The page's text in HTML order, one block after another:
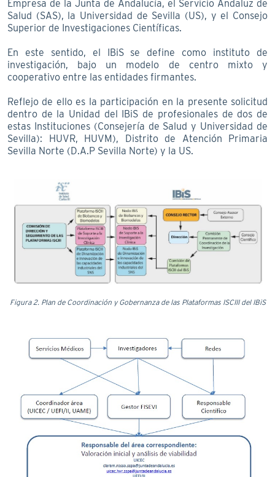
Empresa de la Junta de Andalucía, el Servicio Andaluz de
Salud (SAS), la Universidad de Sevilla (US), y el Consejo
Superior de Investigaciones Científicas.
En este sentido, el IBiS se define como instituto de
investigación, bajo un modelo de centro mixto y
cooperativo entre las entidades firmantes.
Reflejo de ello es la participación en la presente solicitud
dentro de la Unidad del IBiS de profesionales de dos de
estas Instituciones (Consejería de Salud y Universidad de
Sevilla): HUVR, HUVM), Distrito de Atención Primaria
Sevilla Norte (D.A.P Sevilla Norte) y la US.
Figura 2. Plan de Coordinación y Gobernanza de las Plataformas ISCIII del IBiS